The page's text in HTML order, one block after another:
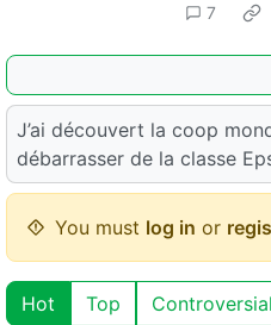
7
J’ai découvert la coop
débarrasser de la classe
You must log in or
Hot Top Controversial